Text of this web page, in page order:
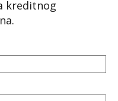
kreditnog